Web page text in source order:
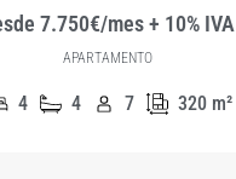
7.750€/mes + 10% IVA
APARTAMENTO
4 4 7 320 m²